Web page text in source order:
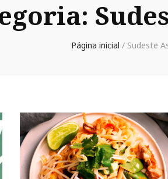
Página inicial / Sudeste